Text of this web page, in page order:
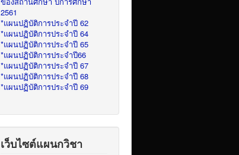
2561
*แผนปฏิบัติการประจำปี 62
*แผนปฏิบัติการประจำปี 64
*แผนปฏิบัติการประจำปี 65
*แผนปฏิบัติการประจำปี66
*แผนปฏิบัติการประจำปี 67
*แผนปฏิบัติการประจำปี 68
*แผนปฏิบัติการประจำปี 69
เว็บไซต์แผนกวิชา